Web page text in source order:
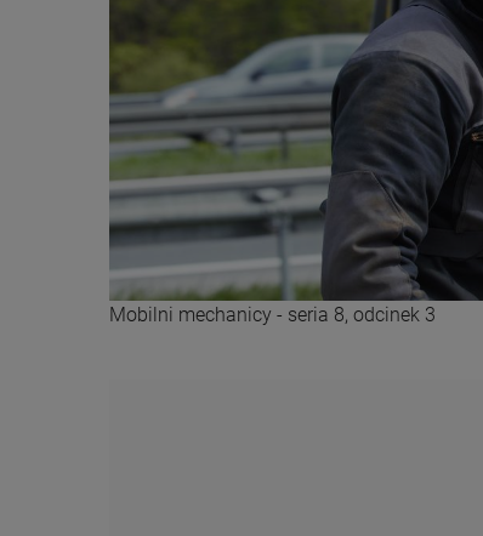
Mobilni mechanicy - seria 8, odcinek 3